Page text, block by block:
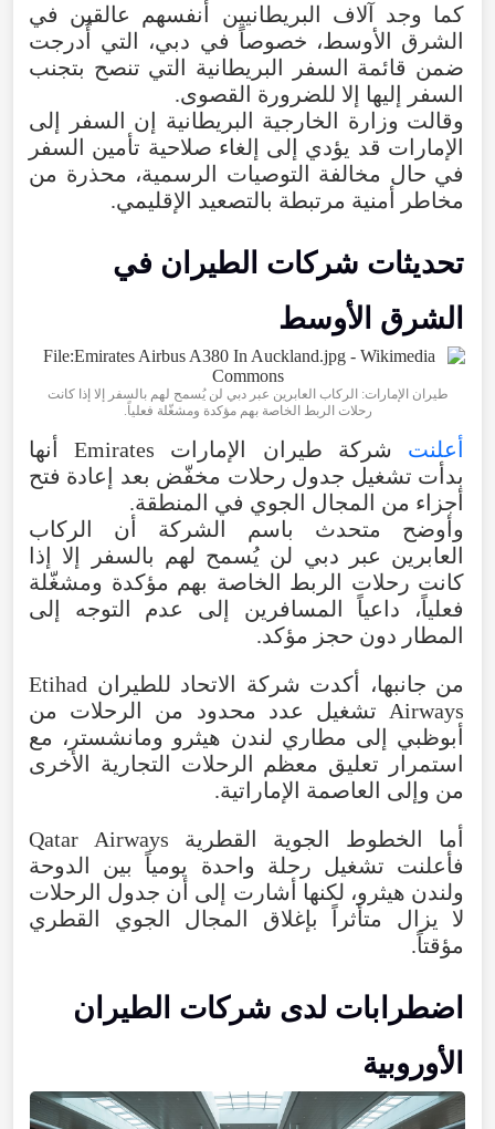
كما
وجد آلاف البريطانيين أنفسهم عالقين في
الشرق الأوسط، خصوصاً في دبي، التي أُدرجت
ضمن قائمة السفر البريطانية التي تنصح بتجنب
السفر إليها إلا للضرورة القصوى.
وقالت وزارة الخارجية البريطانية إن السفر
إلى
الإمارات قد يؤدي إلى إلغاء صلاحية تأمين السفر
في حال مخالفة التوصيات الرسمية، محذرة من
مخاطر أمنية مرتبطة بالتصعيد الإقليمي.
تحديثات شركات الطيران في
الشرق الأوسط
طيران الإمارات: الركاب العابرين عبر دبي لن يُسمح لهم بالسفر إلا إذا كانت
رحلات الربط الخاصة بهم مؤكدة ومشغّلة فعلياً.
أعلنت شركة طيران الإمارات Emiratesأنها
بدأت تشغيل جدول رحلات مخفّض بعد إعادة فتح
أجزاء من المجال الجوي في المنطقة.
وأوضح
متحدث باسم الشركة أن
الركاب
العابرين عبر دبي لن يُسمح لهم بالسفر إلا إذا
كانت رحلات الربط الخاصة بهم مؤكدة ومشغّلة
فعلياً، داعياً المسافرين إلى عدم التوجه
إلى
المطار دون حجز مؤكد.
من جانبها، أكدت شركة الاتحاد للطيران Etihad
Airways
تشغيل عدد محدود من الرحلات
من
أبوظبي إلى مطاري لندن هيثرو ومانشستر ، مع
استمرار
تعليق معظم الرحلات التجارية الأخرى
من وإلى العاصمة الإماراتية.
أما
الخطوط الجوية القطرية Qatar
Airways
فأعلنت تشغيل رحلة واحدة يومياً بين
الدوحة
ولندن هيثرو، لكنها أشارت إلى أن جدول الرحلات
لا
يزال متأثراً بإغلاق المجال الجوي
القطري
مؤقتاً.
اضطرابات لدى شركات الطيران
الأوروبية